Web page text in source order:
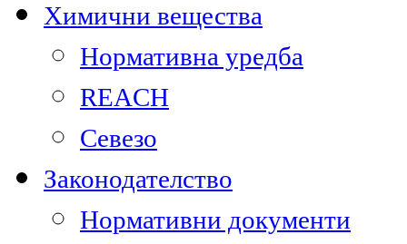
Химични вещества
Нормативна уредба
REACH
Севезо
Законодателство
Нормативни документи